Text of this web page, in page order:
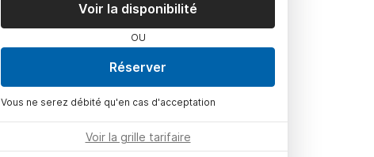
Voir la disponibilité
OU
Réserver
Vous ne serez débité qu'en cas d'acceptation
Voir la grille tarifaire